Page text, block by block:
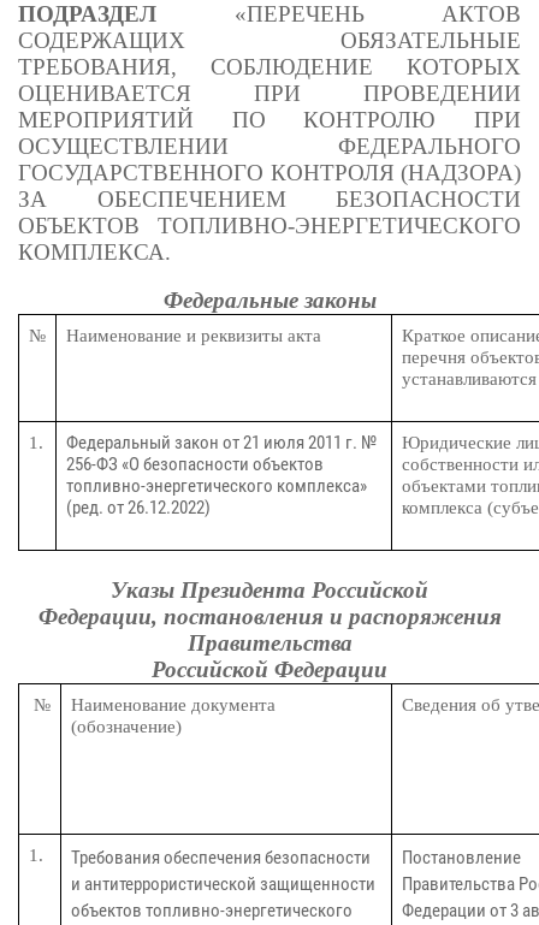
ПОДРАЗДЕЛ «ПЕРЕЧЕНЬ АКТОВ
СОДЕРЖАЩИХ ОБЯЗАТЕЛЬНЫЕ
ТРЕБОВАНИЯ, СОБЛЮДЕНИЕ КОТОРЫХ
ОЦЕНИВАЕТСЯ ПРИ ПРОВЕДЕНИИ
МЕРОПРИЯТИЙ ПО КОНТРОЛЮ ПРИ
ОСУЩЕСТВЛЕНИИ ФЕДЕРАЛЬНОГО
ГОСУДАРСТВЕННОГО КОНТРОЛЯ (НАДЗОРА)
ЗА ОБЕСПЕЧЕНИЕМ БЕЗОПАСНОСТИ
ОБЪЕКТОВ ТОПЛИВНО-ЭНЕРГЕТИЧЕСКОГО
КОМПЛЕКСА.
Федеральные законы
№ Наименование и реквизиты акта
Краткое
перечня
1.
Федеральный закон от 21 июля 2011 г. №
256-ФЗ «О безопасности объектов
топливно-энергетического комплекса»
(ред. от 26.12.2022)
Юридические
собственности
объектами
комплекса
Указы Президента Российской
Федерации, постановления и распоряжения
Правительства
Российской Федерации
№
Наименование документа
(обозначение)
Сведения об
1.
Требования обеспечения безопасности
и антитеррористической защищенности
объектов топливно-энергетического
Постановление
Правительства
Федерации от 3